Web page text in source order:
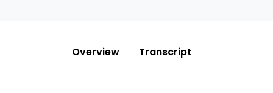
Overview Transcript